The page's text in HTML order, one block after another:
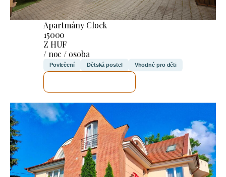
Apartmány Clock
15000
Z HUF
/ noc / osoba
Povlečení Dětská postel Vhodné pro děti